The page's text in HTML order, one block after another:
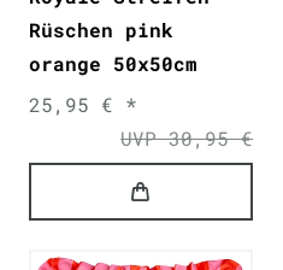
Rüschen pink
orange 50x50cm
UVP 30,95 €
25,95 € *